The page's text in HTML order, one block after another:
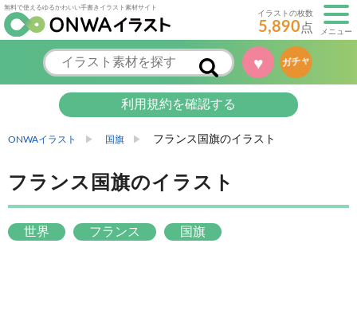
無料で使えるゆるかわいい手書きイラスト素材サイト
イラストの枚数
5,890点 メニュー
♥ ガチャ
利用規約を確認する
ONWAイラスト 国旗 フランス国旗のイラスト
フランス国旗のイラスト
世界 フランス 国旗